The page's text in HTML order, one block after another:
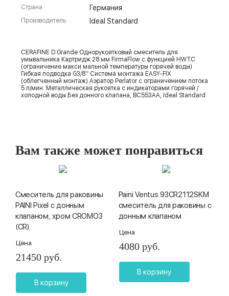
Страна Германия
Производитель Ideal Standard
CERAFINE D Grande Однорукоятковый смеситель для
умывальника Картридж 28 мм FirmaFlow с функцией HWTC
(ограничение макси мальной температуры горячей воды)
Гибкая подводка G3/8’’ Система монтажа EASY-FIX
(облегченный монтаж) Аэратор Perlator с ограничением потока
5 л/мин. Металлическая рукоятка с индикаторами горячей /
холодной воды Без донного клапана, BC553AA, Ideal Standard
Вам также может понравиться
Смеситель для раковины
PAINI Pixel с донным
клапаном, хром CROMO3
(CR)
Цена
21450 руб.
В корзину
Paini Ventus 93CR2112SKM
смеситель для раковины с
донным клапаном
Цена
4080 руб.
В корзину